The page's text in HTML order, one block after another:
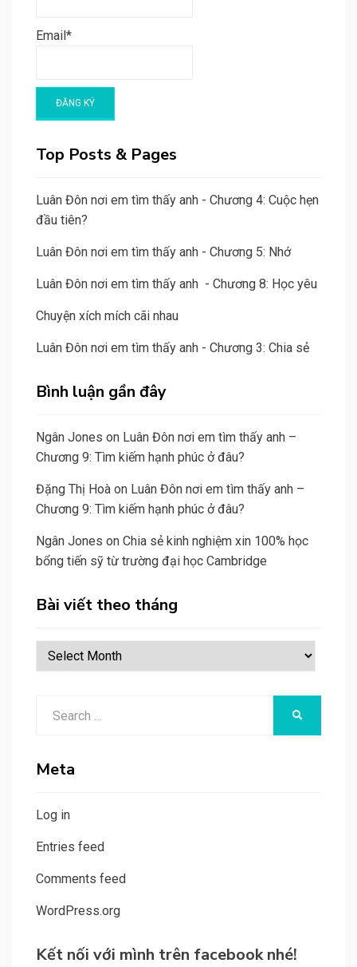
Email*
Top Posts & Pages
Luân Đôn nơi em tìm thấy anh - Chương 4: Cuộc hẹn
đầu tiên?
Luân Đôn nơi em tìm thấy anh - Chương 5: Nhớ
Luân Đôn nơi em tìm thấy anh - Chương 8: Học yêu
Chuyện xích mích cãi nhau
Luân Đôn nơi em tìm thấy anh - Chương 3: Chia sẻ
Bình luận gần đây
Ngân Jones on Luân Đôn nơi em tìm thấy anh –
Chương 9: Tìm kiếm hạnh phúc ở đâu?
Đặng Thị Hoà on Luân Đôn nơi em tìm thấy anh –
Chương 9: Tìm kiếm hạnh phúc ở đâu?
Ngân Jones on Chia sẻ kinh nghiệm xin 100% học
bổng tiến sỹ từ trường đại học Cambridge
Bài viết theo tháng
Bài
viết
tháng
Meta
Log in
Entries feed
Comments feed
WordPress.org
Kết nối với mình trên facebook nhé!